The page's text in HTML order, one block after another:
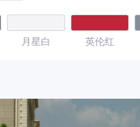
月星白 英伦红